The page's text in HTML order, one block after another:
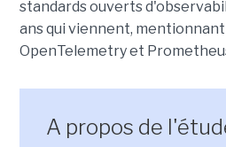
standards ouverts
ans qui viennent,
OpenTelemetry et
A propos de